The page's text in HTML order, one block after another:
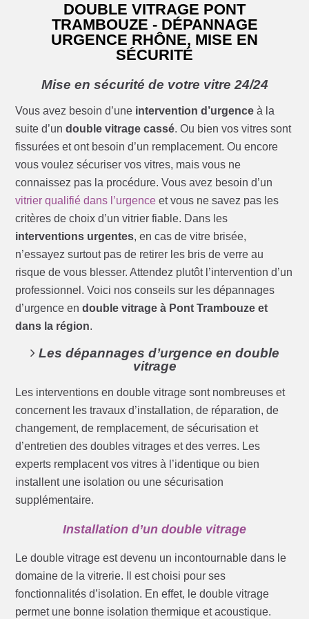
DOUBLE VITRAGE PONT
TRAMBOUZE - DÉPANNAGE
URGENCE RHÔNE, MISE EN
SÉCURITÉ
Mise en sécurité de votre vitre 24/24
Vous avez besoin d’une intervention d’urgence à la
suite d’undouble vitrage cassé. Ou bien vos vitres sont
fissurées et ont besoin d’un remplacement. Ou encore
vous voulez sécuriser vos vitres, mais vous ne
connaissez pas la procédure. Vous avez besoin d’un
vitrier qualifié dans l’urgence et vous ne savez pas les
critères de choix d’un vitrier fiable. Dans les
interventions urgentes, en cas de vitre brisée,
n’essayez surtout pas de retirer les bris de verre au
risque de vous blesser. Attendez plutôt l’intervention d’un
professionnel. Voici nos conseils sur les dépannages
d’urgence endouble vitrage à Pont Trambouze et
dans la région.
Les dépannages d’urgence en double
vitrage
Les interventions en double vitrage sont nombreuses et
concernent les travaux d’installation, de réparation, de
changement, de remplacement, de sécurisation et
d’entretien des doubles vitrages et des verres. Les
experts remplacent vos vitres à l’identique ou bien
installent une isolation ou une sécurisation
supplémentaire.
Installation d’un double vitrage
Le double vitrage est devenu un incontournable dans le
domaine de la vitrerie. Il est choisi pour ses
fonctionnalités d’isolation. En effet, le double vitrage
permet une bonne isolation thermique et acoustique.